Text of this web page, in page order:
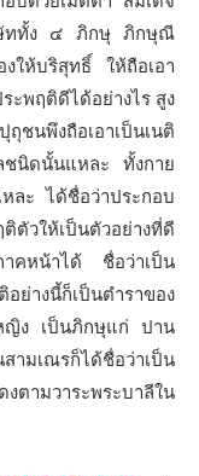
ษัททั้ง ๔ ภิกษุ ภิกษุณี
ให้บริสุทธิ์ ให้ถือเอา
ะพฤติดีได้อย่างไร สูง
นพึงถือเอาเป็นเนติ
ชนิดนั้นแหละ ทั้งกาย
ละ ได้ชื่อว่าประกอบ
วให้เป็นตัวอย่างที่ดี
คหน้าได้ ชื่อว่าเป็น
างนี้ก็เป็นตำราของ
ญิง เป็นภิกษุแก่ ปาน
ามเณรก็ได้ชื่อว่าเป็น
ามวาระพระบาลีใน